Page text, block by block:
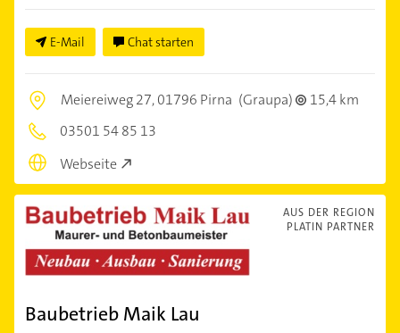
E-Mail Chat starten
Meiereiweg 27,01796 Pirna (Graupa)
15,4 km
03501 54 85 13
Webseite
AUS DER REGION
PLATIN PARTNER
Baubetrieb Maik Lau